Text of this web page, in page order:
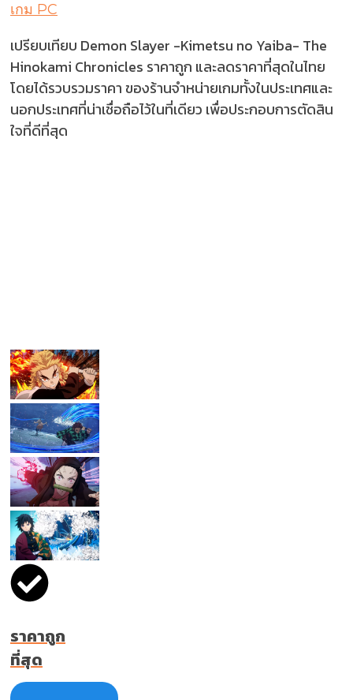
เกม PC
เปรียบเทียบ Demon Slayer -Kimetsu no Yaiba- The
Hinokami Chronicles ราคาถูก และลดราคาที่สุดในไทย
โดยได้รวบรวมราคา ของร้านจำหน่ายเกมทั้งในประเทศและ
นอกประเทศที่น่าเชื่อถือไว้ในที่เดียว เพื่อประกอบการตัดสิน
ใจที่ดีที่สุด
ราคาถูก
ที่สุด